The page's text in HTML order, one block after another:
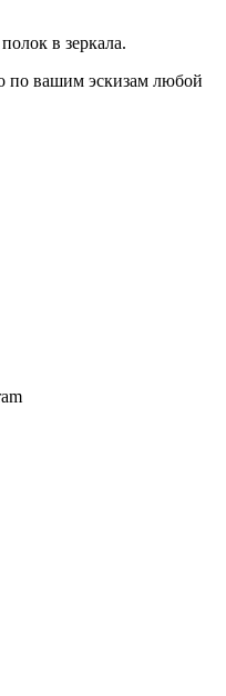
в зеркала.
по вашим эскизам любой